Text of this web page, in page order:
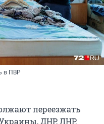
в ПВР
переезжать
ДНР, ЛНР,